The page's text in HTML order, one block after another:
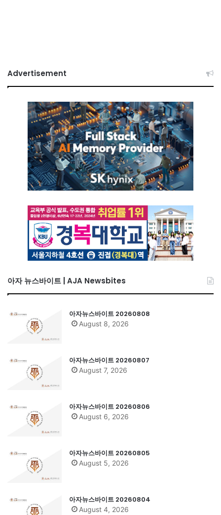
Advertisement
아자 뉴스바이트 | AJA Newsbites
아자뉴스바이트 20260808
August 8, 2026
아자뉴스바이트 20260807
August 7, 2026
아자뉴스바이트 20260806
August 6, 2026
아자뉴스바이트 20260805
August 5, 2026
아자뉴스바이트 20260804
August 4, 2026